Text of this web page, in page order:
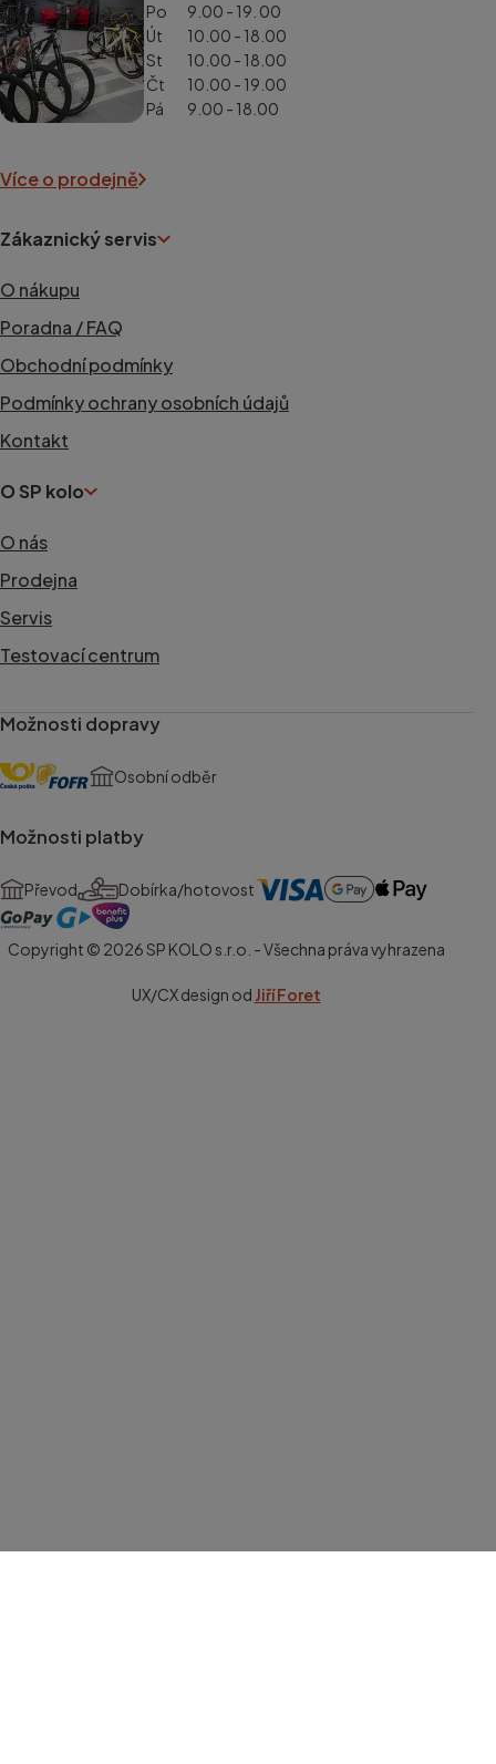
Po
9.00 - 19. 00
Út
10.00 - 18.00
St
10.00 - 18.00
Čt
10.00 - 19.00
Pá
9.00 - 18.00
Více o prodejně
Zákaznický servis
O nákupu
Poradna / FAQ
Obchodní podmínky
Podmínky ochrany osobních údajů
Kontakt
O SP kolo
O nás
Prodejna
Servis
Testovací centrum
Možnosti dopravy
Osobní odběr
Možnosti platby
Převod Dobírka/hotovost
Copyright © 2026 SP KOLO s.r.o. - Všechna práva vyhrazena
UX/CX design od Jiří Foret